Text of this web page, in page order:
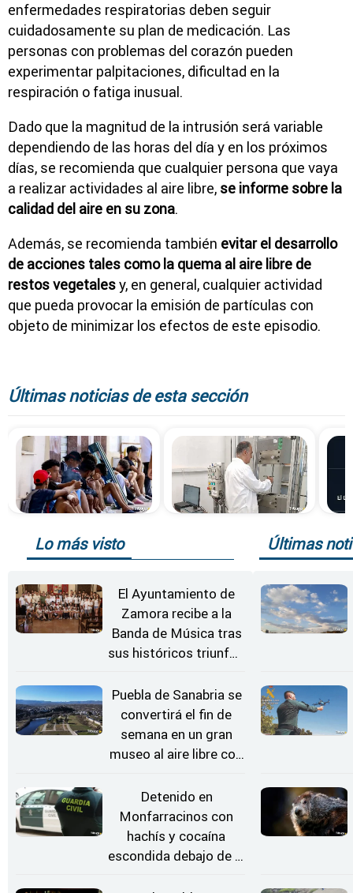
enfermedades respiratorias deben seguir
cuidadosamente su plan de medicación. Las
personas con problemas del corazón pueden
experimentar palpitaciones, dificultad en la
respiración o fatiga inusual.
Dado que la magnitud de la intrusión será variable
dependiendo de las horas del día y en los próximos
días, se recomienda que cualquier persona que vaya
a realizar actividades al aire libre, se informe sobre la
calidad del aire en su zona.
Además, se recomienda también evitar el desarrollo
de acciones tales como la quema al aire libre de
restos vegetalesy, en general, cualquier actividad
que pueda provocar la emisión de partículas con
objeto de minimizar los efectos de este episodio.
Últimas noticias de esta sección
Lo más visto
El Ayuntamiento de
Zamora recibe a la
Banda de Música tras
sus históricos triunfos
Puebla de Sanabria se
convertirá el fin de
semana en un gran
museo al aire libre con
Detenido en
Monfarracinos con
hachís y cocaína
escondida debajo de la
Últimas